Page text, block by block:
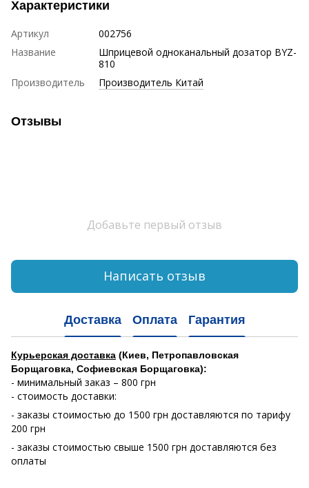
Характеристики
Артикул
002756
Название
Шприцевой одноканальный дозатор BYZ-
810
Производитель
Производитель Китай
Отзывы
Добавьте первый отзыв
Написать отзыв
Доставка Оплата Гарантия
Курьерская доставка (Киев, Петропавловская
Борщаговка, Софиевская Борщаговка):
- минимальный заказ – 800 грн
- стоимость доставки:
- заказы стоимостью до 1500 грн доставляются по тарифу
200 грн
- заказы стоимостью свыше 1500 грн доставляются без
оплаты